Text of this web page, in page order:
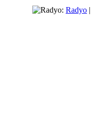
Radyo |